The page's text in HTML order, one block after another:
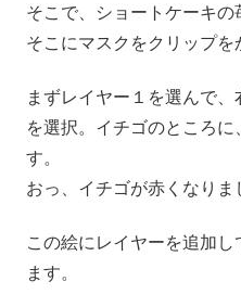
そこで、ショートケーキの
そこにマスクをクリップを
まずレイヤー１を選んで
を選択。イチゴのところ
す。
おっ、イチゴが赤くなりま
この絵にレイヤーを追加
ます。